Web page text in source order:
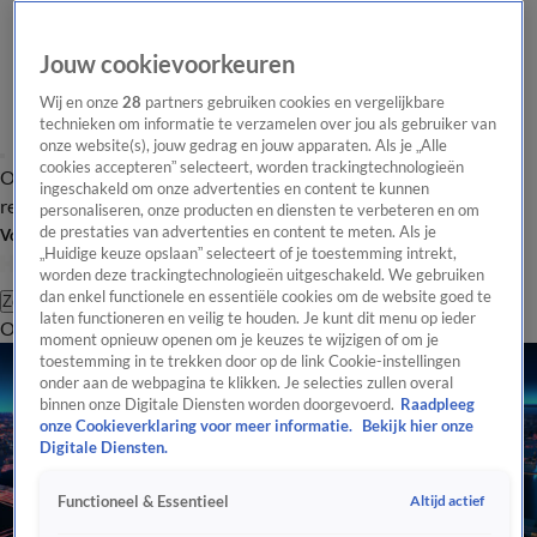
Overzicht Laatste nieuws Regionieuws Het beste van Hart
Tip de
redactie
Volg Hart van Nederland
Zoeken
OverzichtRegioUitzendingenWeerTip de redactiePanelVideo's
Jouw cookievoorkeuren
Wij en onze28 partners gebruiken cookies en vergelijkbare
technieken om informatie te verzamelen over jou als gebruiker van
onze website(s), jouw gedrag en jouw apparaten. Als je „Alle
cookies accepteren” selecteert, worden trackingtechnologieën
ingeschakeld om onze advertenties en content te kunnen
personaliseren, onze producten en diensten te verbeteren en om
de prestaties van advertenties en content te meten. Als je
„Huidige keuze opslaan” selecteert of je toestemming intrekt,
worden deze trackingtechnologieën uitgeschakeld. We gebruiken
dan enkel functionele en essentiële cookies om de website goed te
laten functioneren en veilig te houden. Je kunt dit menu op ieder
moment opnieuw openen om je keuzes te wijzigen of om je
toestemming in te trekken door op de link Cookie-instellingen
onder aan de webpagina te klikken. Je selecties zullen overal
binnen onze Digitale Diensten worden doorgevoerd. Raadpleeg
onze Cookieverklaring voor meer informatie.
Bekijk hier onze
Digitale Diensten.
Functioneel & Essentieel Altijd actief